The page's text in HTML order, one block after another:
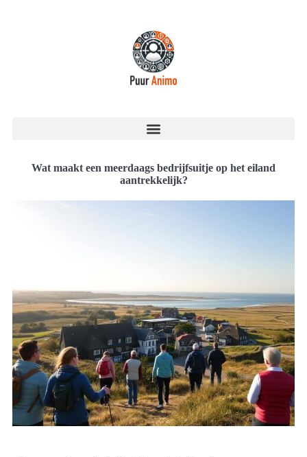
Wat maakt een meerdaags bedrijfsuitje op het eiland
aantrekkelijk?